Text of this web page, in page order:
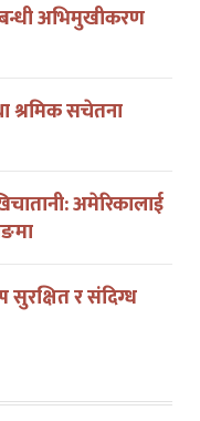
अभिमुखीकरण
श्रमिक सचेतना
अमेरिकालाई
सुरक्षित र संदिग्ध